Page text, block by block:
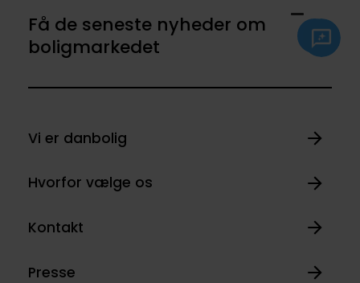
Få de seneste nyheder om
boligmarkedet
Vi er danbolig
Hvorfor vælge os
Kontakt
Presse